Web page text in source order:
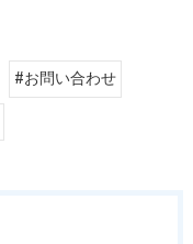
#お問い合わせ